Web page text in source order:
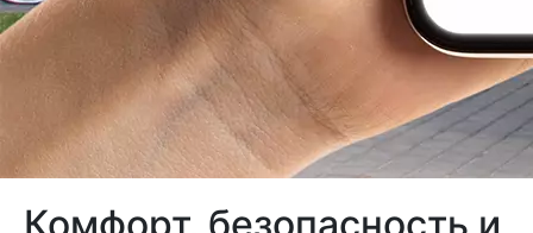
Комфорт, безопасность и